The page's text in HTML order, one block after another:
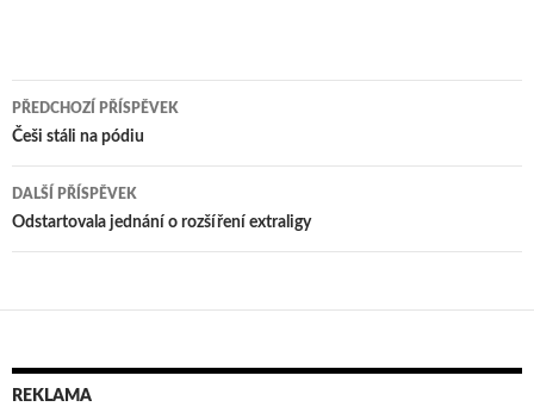
Navigace
pro
příspěvek
PŘEDCHOZÍ PŘÍSPĚVEK
Češi stáli na pódiu
DALŠÍ PŘÍSPĚVEK
Odstartovala jednání o rozšíření extraligy
REKLAMA